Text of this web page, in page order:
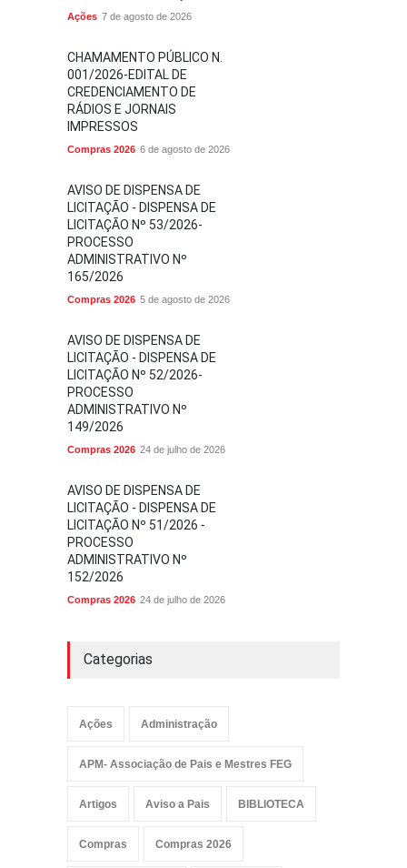
Ações 7 de agosto de 2026
CHAMAMENTO PÚBLICO N.
001/2026-EDITAL DE
CREDENCIAMENTO DE
RÁDIOS E JORNAIS
IMPRESSOS
Compras 2026 6 de agosto de 2026
AVISO DE DISPENSA DE
LICITAÇÃO - DISPENSA DE
LICITAÇÃO Nº 53/2026-
PROCESSO
ADMINISTRATIVO Nº
165/2026
Compras 2026 5 de agosto de 2026
AVISO DE DISPENSA DE
LICITAÇÃO - DISPENSA DE
LICITAÇÃO Nº 52/2026-
PROCESSO
ADMINISTRATIVO Nº
149/2026
Compras 2026 24 de julho de 2026
AVISO DE DISPENSA DE
LICITAÇÃO - DISPENSA DE
LICITAÇÃO Nº 51/2026 -
PROCESSO
ADMINISTRATIVO Nº
152/2026
Compras 2026 24 de julho de 2026
Categorias
Ações Administração
APM- Associação de Pais e Mestres FEG
Artigos Aviso a Pais BIBLIOTECA
Compras Compras 2026